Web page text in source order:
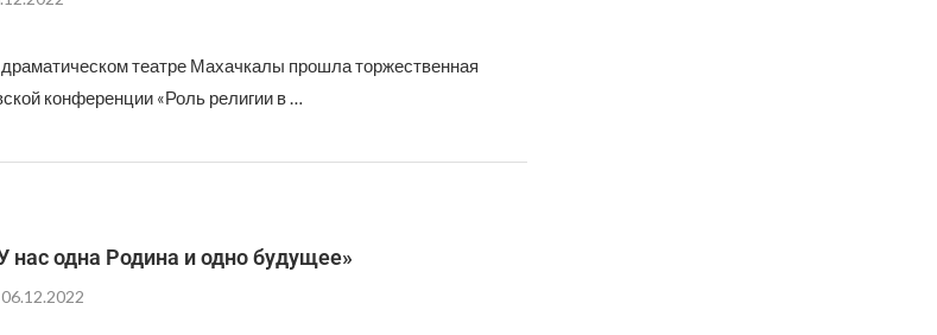
театре Махачкалы прошла торжественная
конференции «Роль религии в …
нас одна Родина и одно будущее»
06.12.2022